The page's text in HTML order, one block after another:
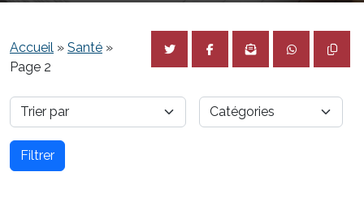
Accueil » Santé »
Page 2
Filtrer